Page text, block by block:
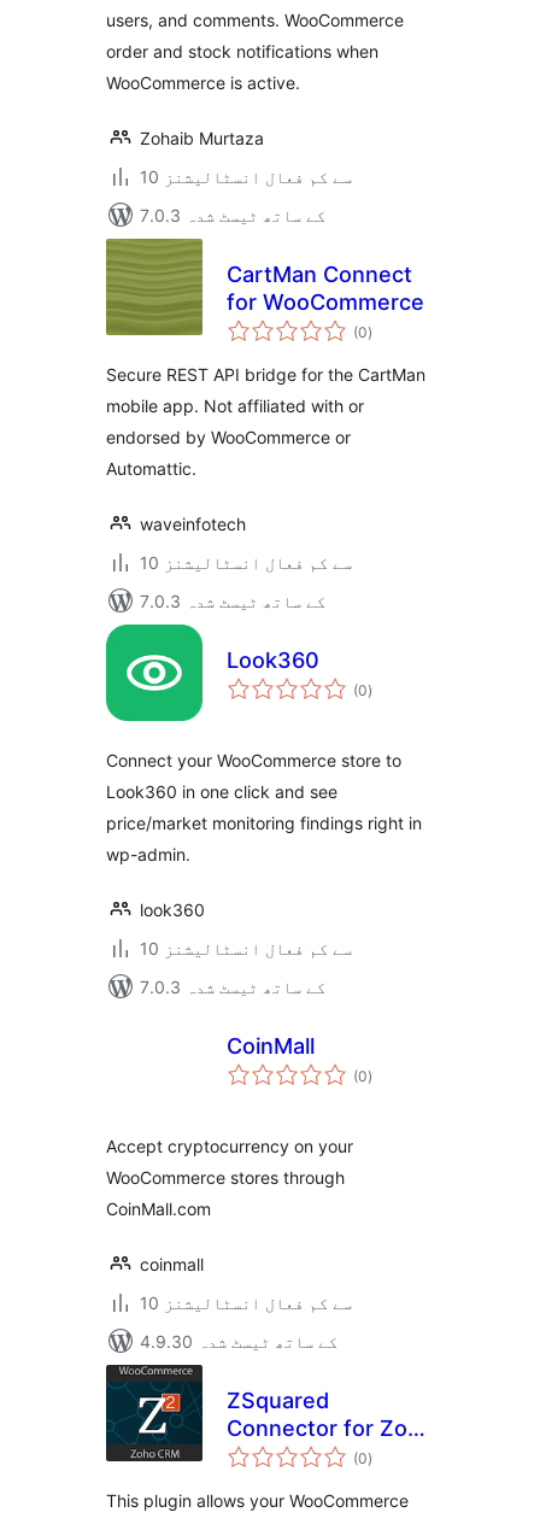
users, and comments. WooCommerce
order and stock notifications when
WooCommerce is active.
Zohaib Murtaza
10 سے کم فعال انسٹالیشنز
7.0.3 کے ساتھ ٹیسٹ شدہ
CartMan Connect
for WooCommerce
(0مجموعی
درجہ
)
Secure REST API bridge for the CartMan
mobile app. Not affiliated with or
endorsed by WooCommerce or
Automattic.
waveinfotech
10 سے کم فعال انسٹالیشنز
7.0.3 کے ساتھ ٹیسٹ شدہ
Look360
(0مجموعی
درجہ
)
Connect your WooCommerce store to
Look360 in one click and see
price/market monitoring findings right in
wp-admin.
look360
10 سے کم فعال انسٹالیشنز
7.0.3 کے ساتھ ٹیسٹ شدہ
CoinMall
(0مجموعی
درجہ
)
Accept cryptocurrency on your
WooCommerce stores through
CoinMall.com
coinmall
10 سے کم فعال انسٹالیشنز
4.9.30 کے ساتھ ٹیسٹ شدہ
ZSquared
Connector for Zoho
CRM
(0مجموعی
درجہ
)
This plugin allows your WooCommerce